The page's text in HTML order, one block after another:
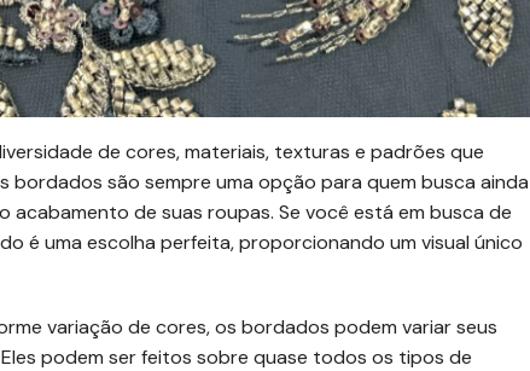
de cores, materiais, texturas e padrões que
bordados são sempre uma opção para quem busca ainda
acabamento de suas roupas. Se você está em busca de
é uma escolha perfeita, proporcionando um visual único
variação de cores, os bordados podem variar seus
podem ser feitos sobre quase todos os tipos de